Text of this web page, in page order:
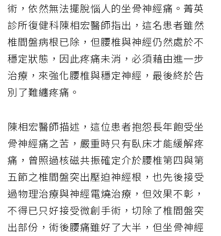
術，依然無法擺脫惱人的坐骨神經痛。菁英
診所復健科陳相宏醫師指出，這名患者雖然
椎間盤病根已除，但腰椎與神經仍然處於不
穩定狀態，因此疼痛未消，必須藉由進一步
治療，來強化腰椎與穩定神經，最後終於告
別了難纏疼痛。
陳相宏醫師描述，這位患者抱怨長年飽受坐
骨神經痛之苦，嚴重時只有臥床才能緩解疼
痛，曾照過核磁共振確定介於腰椎第四與第
五節之椎間盤突出壓迫神經根，也先後接受
過物理治療與神經電燒治療，但效果不彰，
不得已只好接受微創手術，切除了椎間盤突
出部份，術後腰痛雖好了大半，但坐骨神經